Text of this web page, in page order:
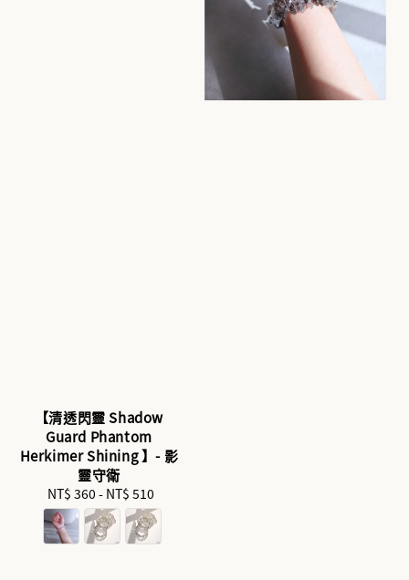
【清透閃靈 Shadow
Guard Phantom
Herkimer Shining 】- 影
靈守衛
Regular
price
NT$ 360 - NT$ 510